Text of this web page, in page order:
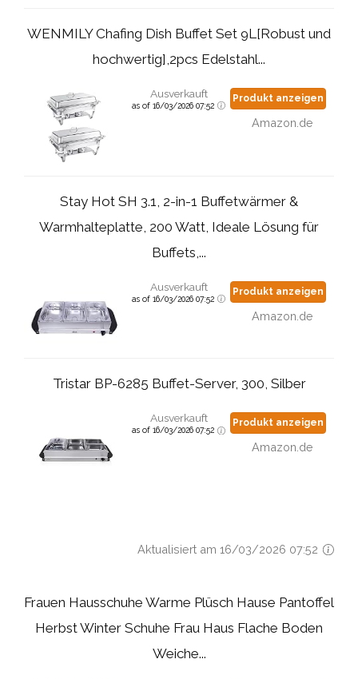
WENMILY Chafing Dish Buffet Set 9L[Robust und
hochwertig],2pcs Edelstahl...
Ausverkauft
as of 16/03/2026 07:52
Produkt anzeigen
Amazon.de
Stay Hot SH 3.1, 2-in-1 Buffetwärmer &
Warmhalteplatte, 200 Watt, Ideale Lösung für
Buffets,...
Ausverkauft
as of 16/03/2026 07:52
Produkt anzeigen
Amazon.de
Tristar BP-6285 Buffet-Server, 300, Silber
Ausverkauft
as of 16/03/2026 07:52
Produkt anzeigen
Amazon.de
Aktualisiert am 16/03/2026 07:52
Frauen Hausschuhe Warme Plüsch Hause Pantoffel
Herbst Winter Schuhe Frau Haus Flache Boden
Weiche...